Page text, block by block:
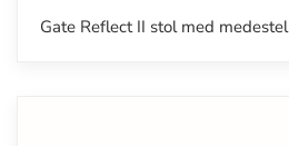
Gate Reflect II stol med medestel